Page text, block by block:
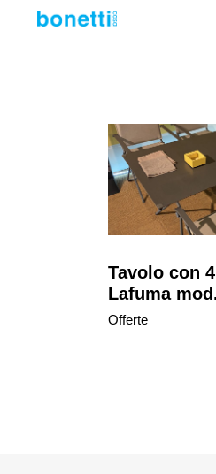
Tavolo con
Lafuma
Offerte